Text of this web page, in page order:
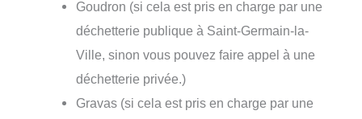
Goudron (si cela est pris en charge par une
déchetterie publique à Saint-Germain-la-
Ville, sinon vous pouvez faire appel à une
déchetterie privée.)
Gravas (si cela est pris en charge par une